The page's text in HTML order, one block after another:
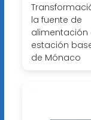
la fuente de
alimentación
estación
de Mónaco